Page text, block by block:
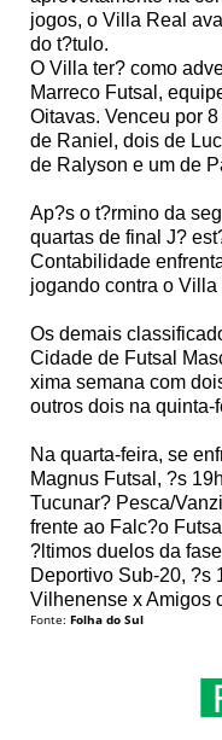
jogos, o Villa Real
do t?tulo.
O Villa ter? como
Marreco Futsal,
Oitavas. Venceu por
de Raniel, dois de
de Ralyson e um de
Ap?s o t?rmino da
quartas de final J?
Contabilidade
jogando contra o Villa
Os demais
Cidade de Futsal
xima semana com
outros dois na quinta-
Na quarta-feira, se
Magnus Futsal, ?s
Tucunar? Pesca/
frente ao Falc?o
?ltimos duelos da
Deportivo Sub-20, ?s
Vilhenense x Amigos
Fonte: Folha do Sul